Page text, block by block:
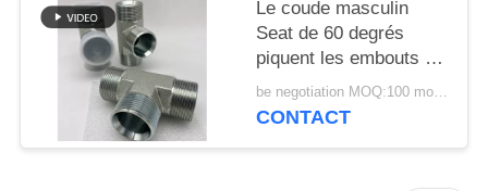
Le coude masculin
Seat de 60 degrés
piquent les embouts de
durites hydrauliques de
Bsp
be negotiation MOQ:100 morceaux
CONTACT